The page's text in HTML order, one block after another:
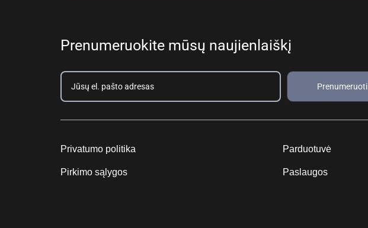
Prenumeruokite mūsų naujienlaiškį
Prenumeruoti
Privatumo politika
Pirkimo sąlygos
Parduotuvė
Paslaugos